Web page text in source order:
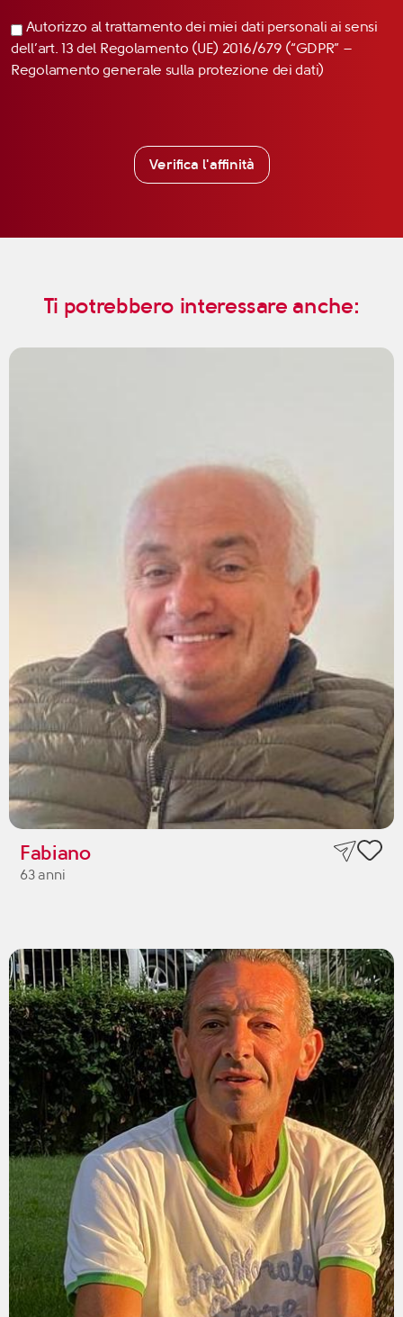
Autorizzo al trattamento dei miei dati personali ai sensi
dell’art. 13 del Regolamento (UE) 2016/679 (“GDPR” –
Regolamento generale sulla protezione dei dati)
Verifica l'affinità
Ti potrebbero interessare anche:
Fabiano
63 anni